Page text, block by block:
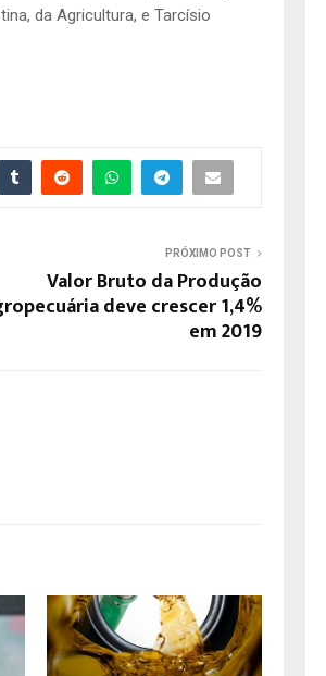
da Agricultura, e Tarcísio
PRÓXIMO POST
Valor Bruto da Produção
deve crescer 1,4%
em 2019